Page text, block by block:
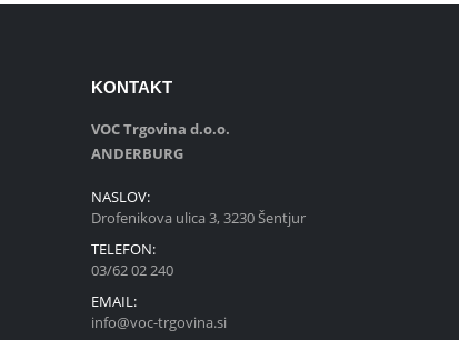
KONTAKT
VOC Trgovina d.o.o.
ANDERBURG
NASLOV:
Drofenikova ulica 3, 3230 Šentjur
TELEFON:
03/62 02 240
EMAIL:
info@voc-trgovina.si